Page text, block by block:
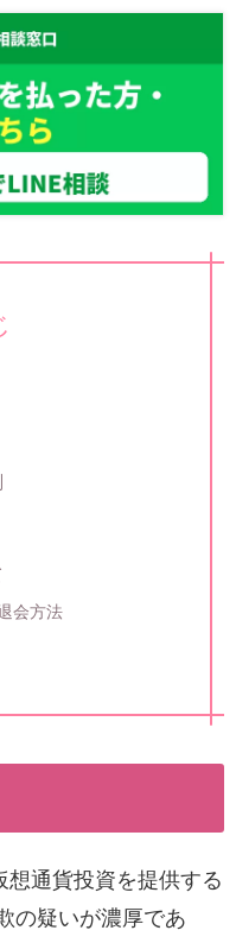
会方法
通貨投資を提供する
の疑いが濃厚であ